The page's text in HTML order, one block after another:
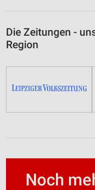
Die Zeitungen -
Region
Noch